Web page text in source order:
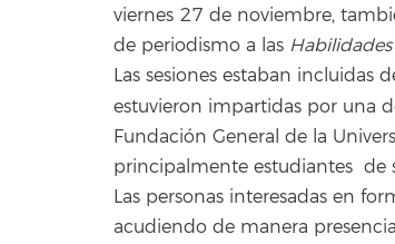
viernes 27 de noviembre,
de periodismo a las
Las sesiones estaban incluidas
estuvieron impartidas por una
Fundación General de la
principalmente estudiantes de
Las personas interesadas en
acudiendo de manera